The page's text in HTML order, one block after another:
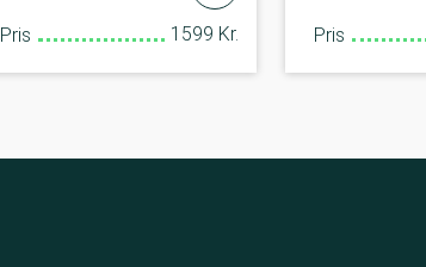
Pris 1599 Kr. Pris